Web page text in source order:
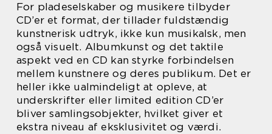
For pladeselskaber og musikere tilbyder
CD’er et format, der tillader fuldstændig
kunstnerisk udtryk, ikke kun musikalsk, men
også visuelt. Albumkunst og det taktile
aspekt ved en CD kan styrke forbindelsen
mellem kunstnere og deres publikum. Det er
heller ikke ualmindeligt at opleve, at
underskrifter eller limited edition CD’er
bliver samlingsobjekter, hvilket giver et
ekstra niveau af eksklusivitet og værdi.